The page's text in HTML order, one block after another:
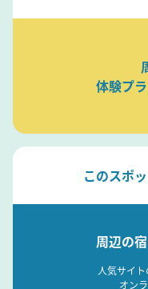
体験プ
このスポ
周辺の
人気サイ
オン